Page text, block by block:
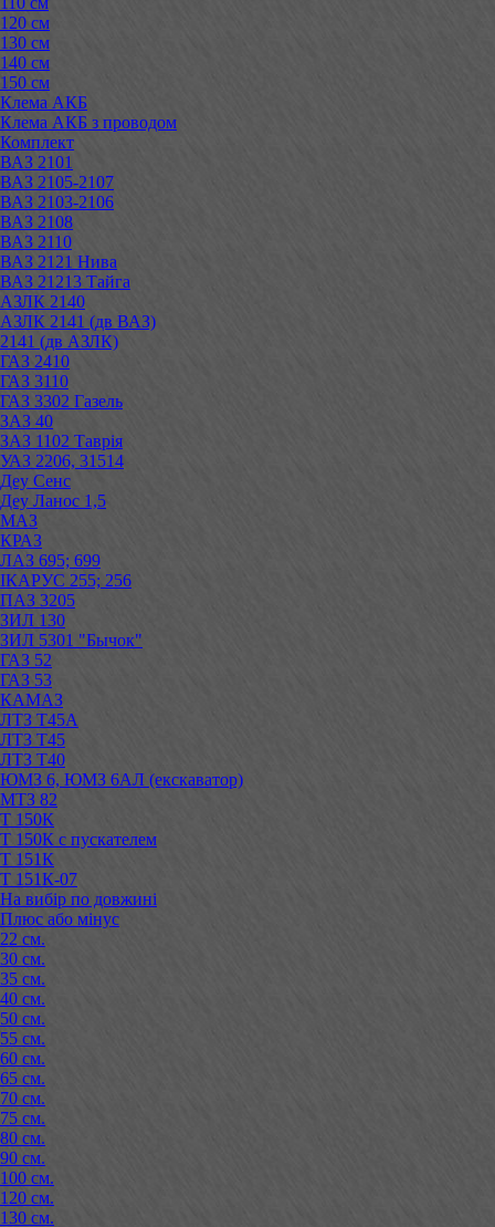
120 см
130 см
140 см
150 см
Клема АКБ
Клема АКБ з проводом
Комплект
ВАЗ 2101
ВАЗ 2105-2107
ВАЗ 2103-2106
ВАЗ 2108
ВАЗ 2110
ВАЗ 2121 Нива
ВАЗ 21213 Тайга
АЗЛК 2140
АЗЛК 2141 (дв ВАЗ)
2141 (дв АЗЛК)
ГАЗ 2410
ГАЗ 3110
ГАЗ 3302 Газель
ЗАЗ 40
ЗАЗ 1102 Таврія
УАЗ 2206, 31514
Деу Сенс
Деу Ланос 1,5
МАЗ
КРАЗ
ЛАЗ 695; 699
ІКАРУС 255; 256
ПАЗ 3205
ЗИЛ 130
ЗИЛ 5301 "Бычок"
ГАЗ 52
ГАЗ 53
КАМАЗ
ЛТЗ Т45А
ЛТЗ Т45
ЛТЗ Т40
ЮМЗ 6, ЮМЗ 6АЛ (екскаватор)
МТЗ 82
Т 150К
Т 150К с пускателем
Т 151К
Т 151К-07
На вибір по довжині
Плюс або мінус
22 см.
30 см.
35 см.
40 см.
50 см.
55 см.
60 см.
65 см.
70 см.
75 см.
80 см.
90 см.
100 см.
120 см.
130 см.